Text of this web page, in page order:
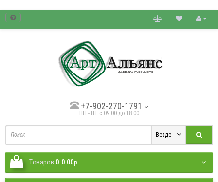
+7-902-270-1791
ПН - ПТ с 09:00 до 18:00
Везде
Tоваров 0 0.00р.